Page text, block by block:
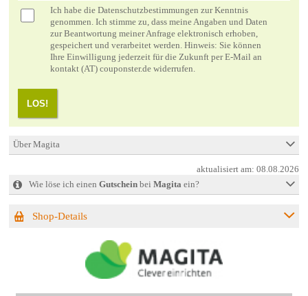
Ich habe die Datenschutzbestimmungen zur Kenntnis
genommen. Ich stimme zu, dass meine Angaben und Daten
zur Beantwortung meiner Anfrage elektronisch erhoben,
gespeichert und verarbeitet werden. Hinweis: Sie können
Ihre Einwilligung jederzeit für die Zukunft per E-Mail an
kontakt (AT) couponster.de widerrufen.
LOS!
Über Magita
aktualisiert am:08.08.2026
Wie löse ich einen Gutscheinbei Magita ein?
Shop-Details